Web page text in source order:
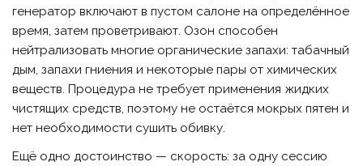
генератор включают в пустом салоне на определённое
время, затем проветривают. Озон способен
нейтрализовать многие органические запахи: табачный
дым, запахи гниения и некоторые пары от химических
веществ. Процедура не требует применения жидких
чистящих средств, поэтому не остаётся мокрых пятен и
нет необходимости сушить обивку.
Ещё одно достоинство — скорость: за одну сессию